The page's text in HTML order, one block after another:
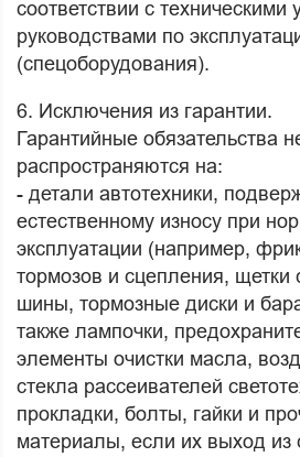
соответствии с техническими
руководствами по
(спецоборудования).
6. Исключения из гарантии.
Гарантийные обязательства
распространяются на:
- детали автотехники,
естественному износу при
эксплуатации (например,
тормозов и сцепления, щетки
шины, тормозные диски и
также лампочки,
элементы очистки масла,
стекла рассеивателей
прокладки, болты, гайки и
материалы, если их выход из